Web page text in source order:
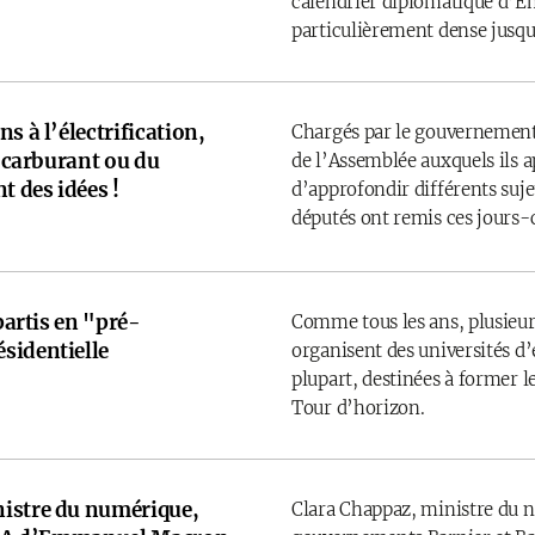
particulièrement dense
à l’électrification,
ou du
des idées !
Chargés par le
de l’Assemblée auxquels ils
d’approfondir différents
députés ont remis ces
en "pré-
Comme tous les ans,
organisent des universités
plupart, destinées à former
Tour d’horizon.
du numérique,
Clara Chappaz, ministre du